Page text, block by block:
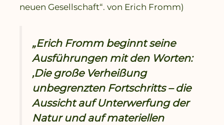
neuen Gesellschaft“. von Erich Fromm)
„Erich Fromm beginnt seine
Ausführungen mit den Worten:
‚Die große Verheißung
unbegrenzten Fortschritts – die
Aussicht auf Unterwerfung der
Natur und auf materiellen